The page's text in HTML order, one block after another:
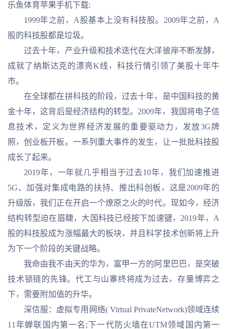
乐鱼体育苹果手机下载:
1999年之前，A股基本上没有科技股。2009年之前，A
股的科技股都是垃圾。
过去十年，产业升级和技术迭代在大洋彼岸不断发酵，
成就了纳斯达克的漂亮K线，科技行情引领了美股十年牛
市。
在全球都在拼科技的阶段，过去十年，是中国科技的黄
金十年，这背后是经济结构的转型。2009年，我国将电子信
息技术，定义为世界经济发展的重要驱动力，发放3G牌
照，创业板开板。一系列重大事件的发生，让一批批科技股
成长了起来。
2019年，一年就几乎相当于过去10年，我们加速推进
5G、加强对集成电路的扶持、推出科创板，这是2009年的
升级版，我们正在开启一个燎原之火的时代。现如今，经济
结构转型迫在眉睫，大国科技已经按下加速键，2019年，A
股的科技股成为涨幅最大的板块，并且科学技术创新将上升
为下一个阶段的关键战略。
我命由我不由天的华为，富甲一方的阿里巴巴，是突破
技术锁链的先锋。代工与山寨终将成为过去，存量博弈之
下，需要附加值的升华。
深信服：虚拟专用网络( Virtual PrivateNetwork)领域连续
11年蝉联国内第一名;下一代防火墙在UTM领域国内第一